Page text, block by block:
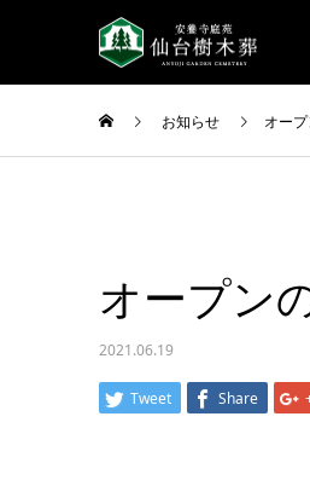
お知らせ オー
オープン
2021.06.19
Tweet Share